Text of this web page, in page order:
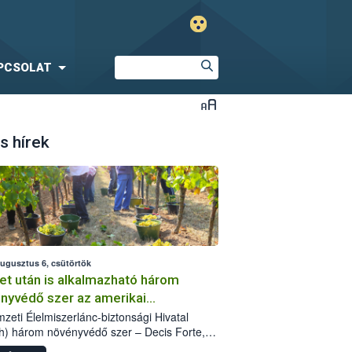
hírek
6, csütörtök
után is alkalmazható három
szer az amerikai
ellen
Élelmiszerlánc-biztonsági Hivatal
három növényvédő szer – Decis Forte,
24 EW, Oroganic – engedélyokiratát